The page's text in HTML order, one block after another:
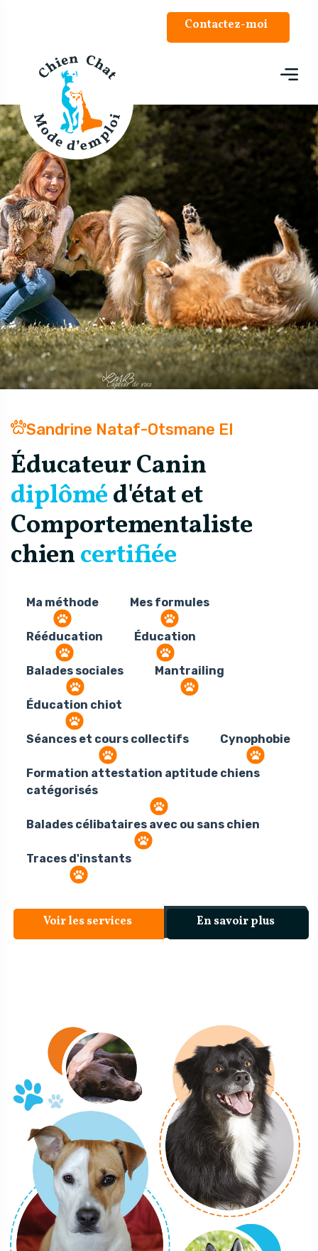
Contactez-moi
Sandrine Nataf-Otsmane EI
Éducateur Canin
diplôméd'état et
Comportementaliste
chiencertifiée
Ma méthode Mes formules
Rééducation Éducation
Balades sociales Mantrailing
Éducation chiot
Séances et cours collectifs Cynophobie
Formation attestation aptitude chiens
catégorisés
Balades célibataires avec ou sans chien
Traces d'instants
Voir les services En savoir plus